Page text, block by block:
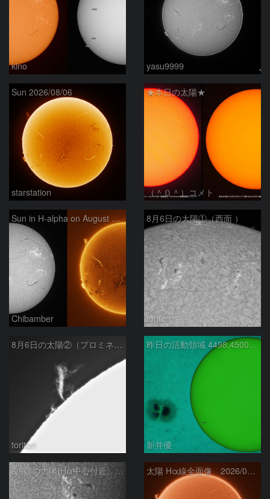
kino yasu9999
Sun 2026/08/06
starstation
★本日の太陽★
（＾０＾）コメト
Sun in H-alpha on August 6, 2026
Chibamber
8月6日の太陽①（西面 ）
toritori
8月6日の太陽②（プロミネン北東縁 ）
toritori
昨日の活動領域 4498,4500：2026/08/05
新井優
8/6朝の太陽(Hα中心付近、4498、4502付近) 太陽 Hα線全面像 2026/08/06